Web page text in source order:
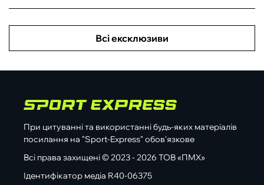
Всі ексклюзиви
При цитуванні та використанні будь-яких матеріалів
посилання на "Sport-Express" обов'язкове
Всі права захищені © 2023 - 2026 ТОВ «ПМХ»
Ідентифікатор медіа R40-06375